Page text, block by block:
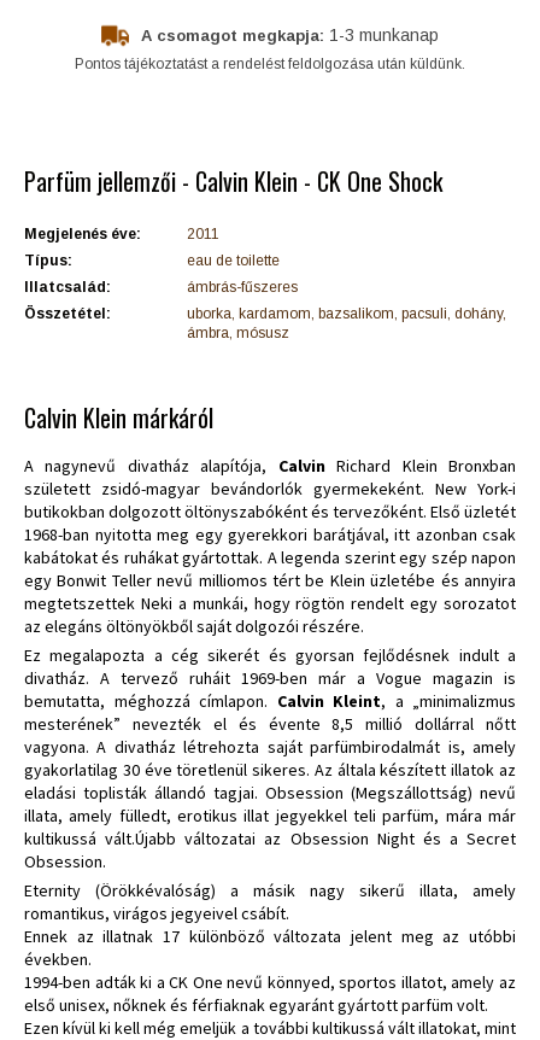
A csomagot megkapja: 1-3 munkanap
Pontos tájékoztatást a rendelést feldolgozása után küldünk.
Parfüm jellemzői - Calvin Klein - CK One Shock
Megjelenés éve:
2011
Típus:
eau de toilette
Illatcsalád:
ámbrás-fűszeres
Összetétel:
uborka, kardamom, bazsalikom, pacsuli, dohány,
ámbra, mósusz
Calvin Klein márkáról
A nagynevű divatház alapítója, CalvinRichard Klein Bronxban
született zsidó-magyar bevándorlók gyermekeként. New York-i
butikokban dolgozott öltönyszabóként és tervezőként. Első üzletét
1968-ban nyitotta meg egy gyerekkori barátjával, itt azonban csak
kabátokat és ruhákat gyártottak. A legenda szerint egy szép napon
egy Bonwit Teller nevű milliomos tért be Klein üzletébe és annyira
megtetszettek Neki a munkái, hogy rögtön rendelt egy sorozatot
az elegáns öltönyökből saját dolgozói részére.
Ez megalapozta a cég sikerét és gyorsan fejlődésnek indult a
divatház. A tervező ruháit 1969-ben már a Vogue magazin is
bemutatta, méghozzá címlapon. Calvin Kleint, a „minimalizmus
mesterének” nevezték el és évente 8,5 millió dollárral nőtt
vagyona. A divatház létrehozta saját parfümbirodalmát is, amely
gyakorlatilag 30 éve töretlenül sikeres. Az általa készített illatok az
eladási toplisták állandó tagjai. Obsession (Megszállottság) nevű
illata, amely fülledt, erotikus illat jegyekkel teli parfüm, mára már
kultikussá vált.Újabb változatai az Obsession Night és a Secret
Obsession.
Eternity (Örökkévalóság) a másik nagy sikerű illata, amely
romantikus, virágos jegyeivel csábít.
Ennek az illatnak 17 különböző változata jelent meg az utóbbi
években.
1994-ben adták ki a CK One nevű könnyed, sportos illatot, amely az
első unisex, nőknek és férfiaknak egyaránt gyártott parfüm volt.
Ezen kívül ki kell még emeljük a további kultikussá vált illatokat, mint